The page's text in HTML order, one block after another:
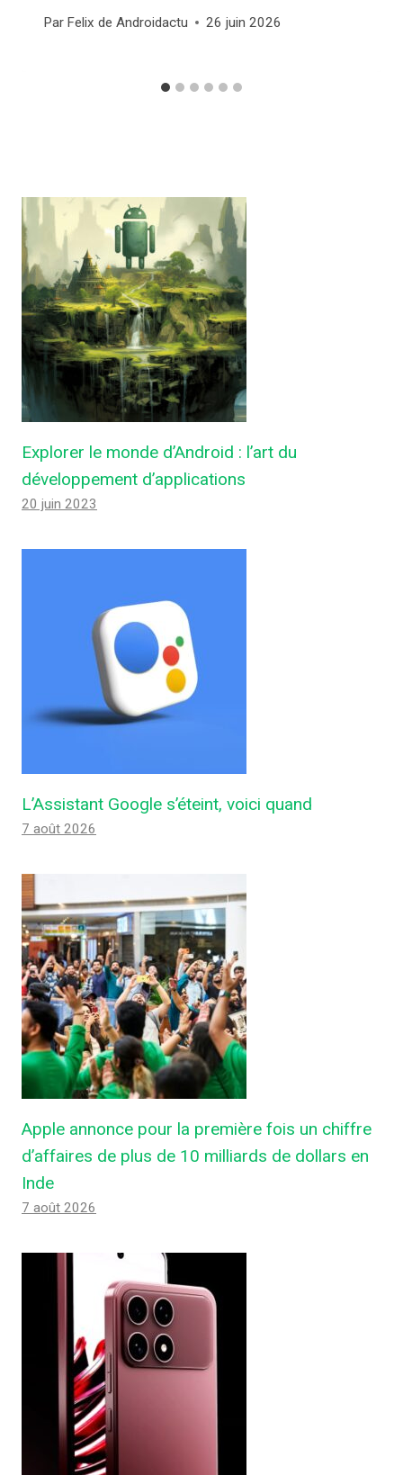
Par Felix de Androidactu 26 juin 2026
Explorer le monde d’Android : l’art du
développement d’applications
20 juin 2023
L’Assistant Google s’éteint, voici quand
7 août 2026
Apple annonce pour la première fois un chiffre
d’affaires de plus de 10 milliards de dollars en
Inde
7 août 2026